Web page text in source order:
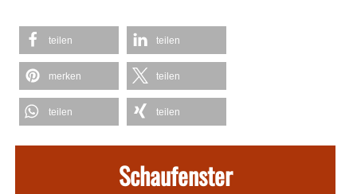
teilen teilen
merken teilen
teilen teilen
Schaufenster